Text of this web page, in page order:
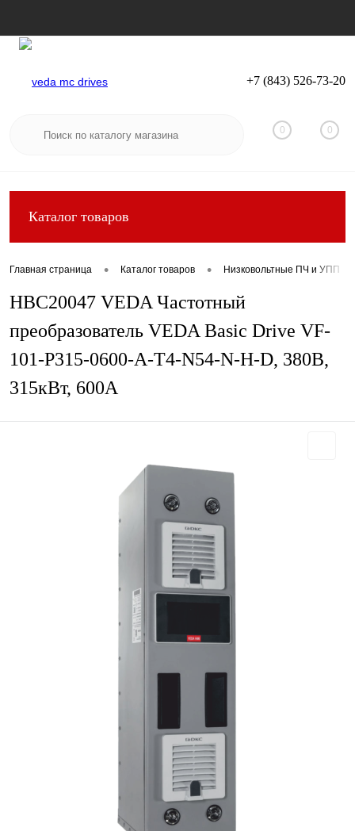
Вход Регистрация
+7 (843) 526-73-20
0 0
Каталог товаров
Главная страница • Каталог товаров • Низковольтные ПЧ и УПП
HBC20047 VEDA Частотный
преобразователь VEDA Basic Drive VF-
101-P315-0600-A-T4-N54-N-H-D, 380В,
315кВт, 600А